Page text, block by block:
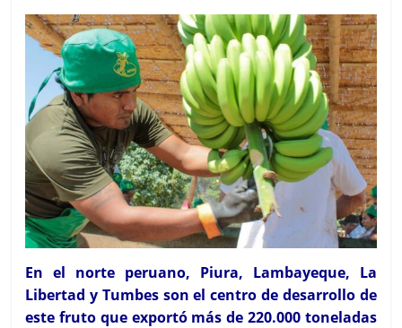
En el norte peruano, Piura, Lambayeque, La
Libertad y Tumbes son el centro de desarrollo de
este fruto que exportó más de 220.000 toneladas